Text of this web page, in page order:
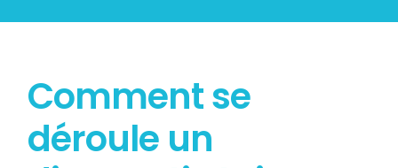
Comment se
déroule un